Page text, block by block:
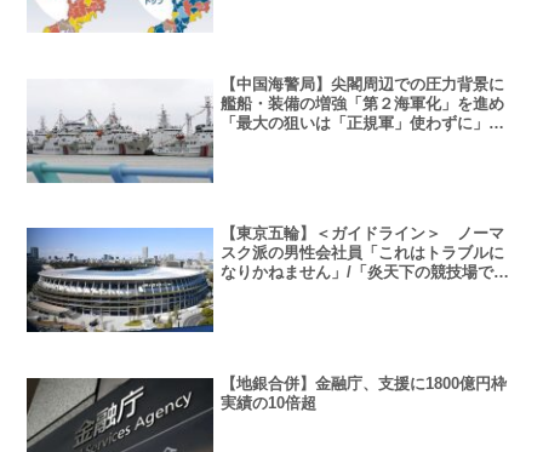
【中国海警局】尖閣周辺での圧力背景に
艦船・装備の増強「第２海軍化」を進め
「最大の狙いは「正規軍」使わずに」石
【東京五輪】＜ガイドライン＞ ノーマ
スク派の男性会社員「これはトラブルに
なりかねません」/「炎天下の競技場でマ
【地銀合併】金融庁、支援に1800億円枠
実績の10倍超